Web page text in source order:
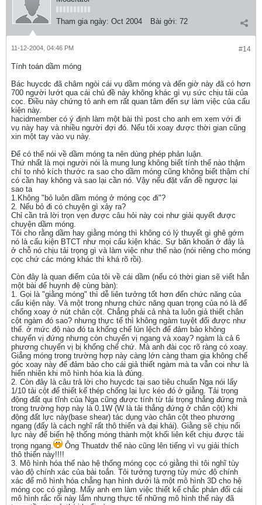
Tham gia ngày: Oct 2004 Bài gởi: 72
#14
11-12-2004, 04:46 PM
Tính toán dầm móng
Bác huycdc đã châm ngòi cái vụ dầm móng và đến giờ này đã có hơn
700 người lướt qua cái chủ đề này không khác gì vụ sức chịu tải của
cọc. Điều này chứng tỏ anh em rất quan tâm đến sự làm việc của cấu
kiện này.
hacidmember có ý định làm một bài thì post cho anh em xem với đi
vụ này hay và nhiều người đợi đó. Nếu tôi xoay được thời gian cũng
xin một tay vào vụ này.
Để có thể nói về dầm móng ta nên dùng phép phản luận.
Thứ nhất là mọi người nói là mung lung không biết tính thế nào thậm
chí to nhỏ kích thước ra sao cho dầm móng cũng không biết thậm chí
có cần hay không và sao lại cần nó. Vậy nếu đặt vấn đề ngược lại
sao ta
1.Không "bỏ luôn dầm móng ở móng cọc đi"?
2. Nếu bỏ đi có chuyện gì xảy ra?
Chỉ cần trả lời trọn vẹn được câu hỏi này coi như giải quyết được
chuyện dầm móng.
Tôi cho rằng dầm hay giằng móng thì không có lý thuyết gì ghê gớm
nó là cấu kiện BTCT như mọi cấu kiện khác. Sự băn khoăn ở đây là
ở chỗ nó chịu tải trọng gì và làm việc như thế nào (nói riêng cho móng
cọc chứ các móng khác thì khá rõ rồi).
Còn đây là quan điểm của tôi về cái dầm (nếu có thời gian sẽ viết hẳn
một bài để huynh đệ cùng bàn):
1. Gọi là "giằng móng" thì dễ liên tưởng tốt hơn đến chức năng của
cấu kiện này. Và một trong nhưng chức năng quan trọng của nó là để
chống xoay ở nút chân cột. Chẳng phải cả nhà ta luôn giả thiết chân
cột ngàm đó sao? nhưng thực tế thì không ngàm tuyệt đối được như
thế. ở mức độ nào đó ta khống chế lún lệch để đảm bảo không
chuyển vị đứng nhưng còn chuyển vị ngang và xoay? ngàm là cả 6
phương chuyển vị bị khống chế chứ. Mà anh đài cọc rõ ràng có xoay.
Giẳng móng trong trường hợp này càng lớn càng tham gia không chế
góc xoay này để đảm bảo cho cái giả thiết ngàm mà ta vẫn coi như là
hiển nhiên khi mô hình hóa kia là đúng.
2. Còn đây là câu trả lời cho huycdc tại sao tiêu chuẩn Nga nói lấy
1/10 tải cột để thiết kế thép chống lại lực kéo đó ở giằng. Tải trọng
động đất qui tĩnh của Nga cũng được tính từ tải trọng thẳng đứng mà
trong trường hợp này là 0.1W (W là tải thẳng đứng ở chân cột) khi
động đất lực này(base shear) tác dụng vào chân cột theo phương
ngang (đấy là cách nghĩ rất thô thiển và đại khái). Giằng sẽ chịu nổi
lực này để biến hệ thống móng thành một khối liên kết chịu được tải
trọng ngang.
Ông Thuatdv thể nào cũng lên tiếng vì vụ giải thích
thô thiển này!!!!
3. Mô hình hóa thế nào hệ thống móng cọc có giằng thì tôi nghĩ tùy
vào độ chính xác của bài toắn. Tôi tưởng tượng tùy mức độ chính
xác để mô hình hóa chẳng hạn hình dưới là một mô hình 3D cho hệ
móng cọc có giằng. Mấy anh em làm việc thiết kế chắc phản đối cái
mô hình rắc rối này lắm nhưng thực tế những mô hình thế này đã